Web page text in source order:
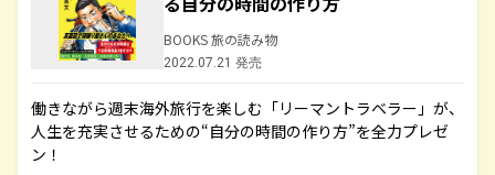
BOOKS 旅の読み物
2022.07.21 発売
働きながら週末海外旅行を楽しむ「リーマントラベラー」が、
人生を充実させるための“自分の時間の作り方”を全力プレゼ
ン！